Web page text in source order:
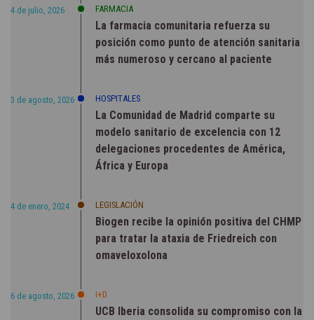
4 de julio, 2026 FARMACIA
La farmacia comunitaria refuerza su
posición como punto de atención sanitaria
más numeroso y cercano al paciente
3 de agosto, 2026 HOSPITALES
La Comunidad de Madrid comparte su
modelo sanitario de excelencia con 12
delegaciones procedentes de América,
África y Europa
4 de enero, 2024 LEGISLACIÓN
Biogen recibe la opinión positiva del CHMP
para tratar la ataxia de Friedreich con
omaveloxolona
6 de agosto, 2026 I+D
UCB Iberia consolida su compromiso con la